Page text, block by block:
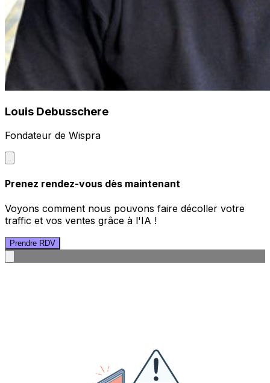
Louis Debusschere
Fondateur de Wispra
Prenez rendez-vous dès maintenant
Voyons comment nous pouvons faire décoller votre
traffic et vos ventes grâce à l'IA !
Prendre RDV